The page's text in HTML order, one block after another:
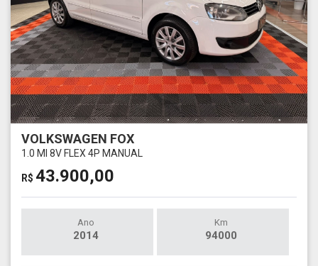
VOLKSWAGEN FOX
1.0 MI 8V FLEX 4P MANUAL
R$ 43.900,00
Ano
2014
Km
94000